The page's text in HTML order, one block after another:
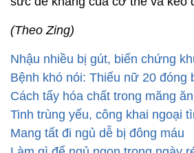
Đậu đen
rất giàu albumin thực
amin không no, vitamin A,
nhiều canxi. Loại đậu này có
cholesterol, làm mềm huyết
đường, loãng xương, béo phì,
dài tuổi thọ.